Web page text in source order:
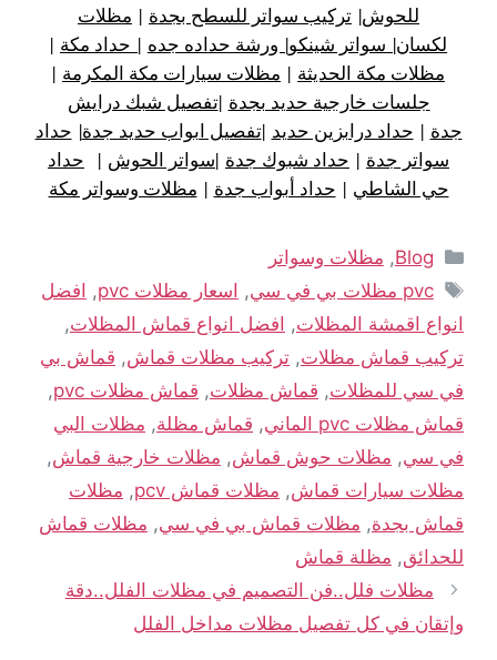
للحوش| تركيب سواتر للسطح بجدة | مظلات
لكسان| سواتر شينكو| ورشة حداده جده | حداد مكة |
مظلات مكة الحديثة | مظلات سيارات مكة المكرمة |
جلسات خارجية حديد بجدة |تفصيل شبك درايش
جدة | حداد درابزين حديد |تفصيل ابواب حديد جدة| حداد
سواتر جدة | حداد شبوك جدة |سواتر الحوش | حداد
حي الشاطي | حداد أبواب جدة | مظلات وسواتر مكة
Blog
, مظلات وسواتر
pvc مظلات بي في سي
, اسعار مظلات pvc , افضل
انواع اقمشة المظلات, افضل انواع قماش المظلات,
تركيب قماش مظلات, تركيب مظلات قماش, قماش بي
في سي للمظلات, قماش مظلات, قماش مظلات pvc
,
قماش مظلات pvc الماني
, قماش مظلة, مظلات البي
في سي, مظلات حوش قماش, مظلات خارجية قماش,
مظلات سيارات قماش, مظلات قماش pcv , مظلات
قماش بجدة, مظلات قماش بي في سي, مظلات قماش
للحدائق, مظلة قماش
مظلات فلل..فن التصميم في مظلات الفلل..دقة
وإتقان في كل تفصيل مظلات مداخل الفلل